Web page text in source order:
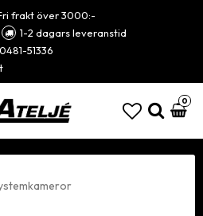
frakt över 3000:-
1-2 dagars leveranstid
0481-51336
0